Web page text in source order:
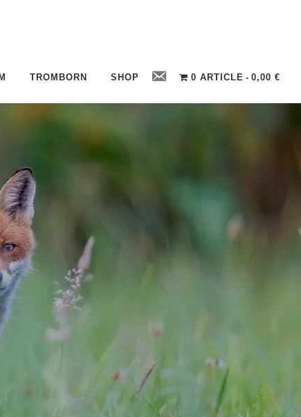
TROMBORN SHOP Contact0 ARTICLE 0,00 €